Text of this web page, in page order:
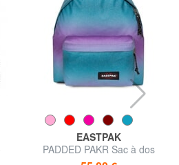
EASTPAK
PADDED PAKR Sac à dos